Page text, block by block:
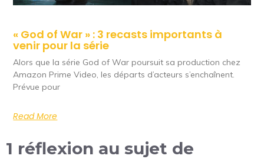
« God of War » : 3 recasts importants à
venir pour la série
Alors que la série God of War poursuit sa production chez
Amazon Prime Video, les départs d’acteurs s’enchaînent.
Prévue pour
Read More
1 réflexion au sujet de